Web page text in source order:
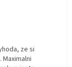
ze si